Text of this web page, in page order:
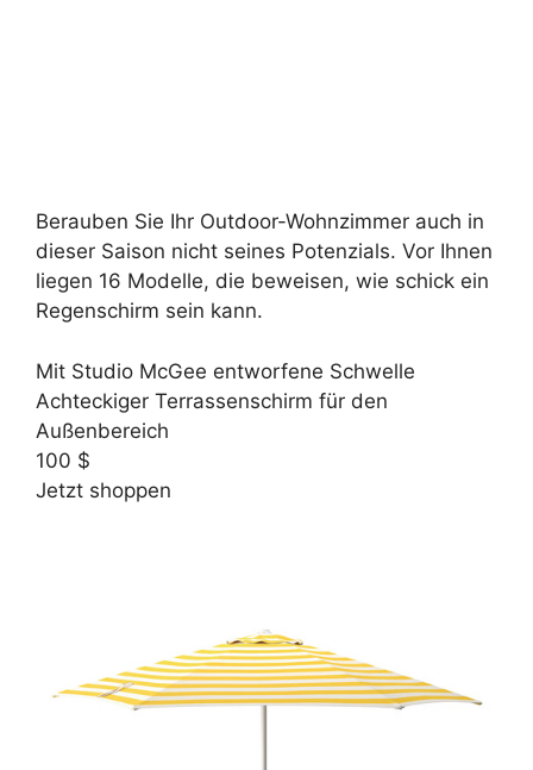
Berauben Sie Ihr Outdoor-Wohnzimmer auch in
dieser Saison nicht seines Potenzials. Vor Ihnen
liegen 16 Modelle, die beweisen, wie schick ein
Regenschirm sein kann.
Mit Studio McGee entworfene Schwelle
Achteckiger Terrassenschirm für den
Außenbereich
100 $
Jetzt shoppen